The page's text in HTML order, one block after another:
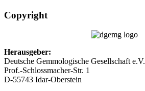
Copyright
Herausgeber:
Deutsche Gemmologische Gesellschaft e.V.
Prof.-Schlossmacher-Str. 1
D-55743 Idar-Oberstein